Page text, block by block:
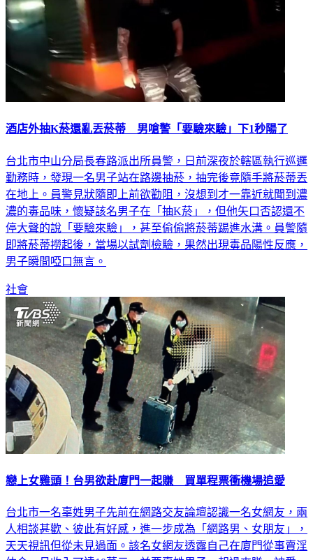
酒店外抽K菸還亂丟菸蒂 男嗆警「要驗來驗」下1秒陽了
台北市中山分局長春路派出所員警，日前深夜於轄區執行巡邏
勤務時，發現一名男子站在路邊抽菸，抽完後竟隨手將菸蒂丟
在地上。員警見狀隨即上前欲勸阻，沒想到才一靠近就聞到濃
濃的毒品味，懷疑該名男子在「抽K菸」，但他矢口否認還不
停大聲的說「要驗來驗」，甚至偷偷將菸蒂踢進水溝。員警隨
即將菸蒂撈起後，當場以試劑檢驗，果然出現毒品陽性反應，
男子瞬間啞口無言。
社會
戀上女雞頭！台男欲赴廈門一起賺 買單程票衝機場追愛
台北市一名辜姓男子先前在網路交友論壇認識一名女網友，兩
人相談甚歡、彼此有好感，進一步成為「網路男、女朋友」，
天天視訊但從未見過面。該名女網友透露自己在廈門從事賣淫